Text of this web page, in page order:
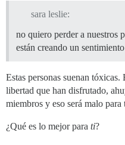
sara leslie:
no quiero perder a nuestros
están creando un
Estas personas suenan
libertad que han disfrutado,
miembros y eso será malo
¿Qué es lo mejor para ti?